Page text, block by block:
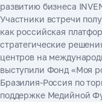
развитию бизнеса
Участники встречи
как российская
стратегические
центров на
выступили Фонд «Моя
Бразилия-Россия по
поддержке Медийной